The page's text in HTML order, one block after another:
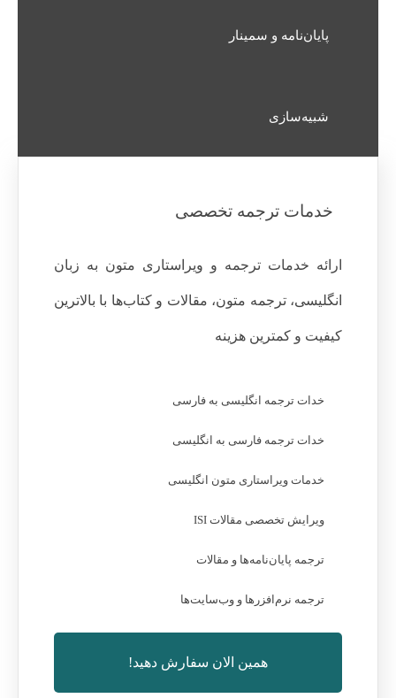
پایان‌نامه و سمینار
شبیه‌سازی
خدمات ترجمه تخصصی
ارائه خدمات ترجمه و ویراستاری متون به زبان
انگلیسی، ترجمه متون، مقالات و کتاب‌ها با بالاترین
کیفیت و کمترین هزینه
خدات ترجمه انگلیسی به فارسی
خدات ترجمه فارسی به انگلیسی
خدمات ویراستاری متون انگلیسی
ویرایش تخصصی مقالات ISI
ترجمه پایان‌نامه‌ها و مقالات
ترجمه نرم‌افزرها و وب‌سایت‌ها
همین الان سفارش دهید!